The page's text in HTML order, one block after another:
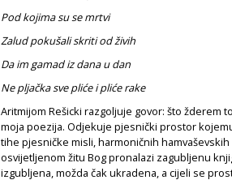
Pod kojima su se mrtvi
Zalud pokušali skriti od živih
Da im gamad iz dana u dan
Ne pljačka sve pliće i pliće rake
Aritmijom Rešicki razgoljuje govor: što žderem
moja poezija. Odjekuje pjesnički prostor
tihe pjesničke misli, harmoničnih
osvijetljenom žitu Bog pronalazi zagubljenu
izgubljena, možda čak ukradena, a cijeli se